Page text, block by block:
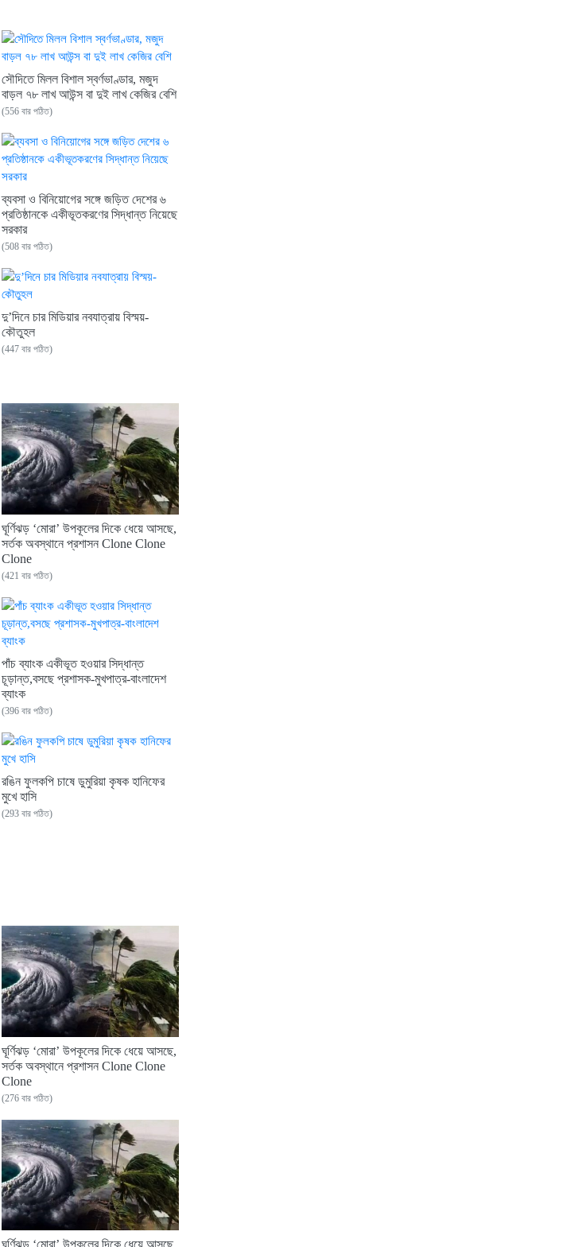
সৌদিতে মিলল বিশাল স্বর্ণভাণ্ডার, মজুদ
বাড়ল ৭৮ লাখ আউন্স বা দুই লাখ কেজির বেশি
(556 বার পঠিত)
ব্যবসা ও বিনিয়োগের সঙ্গে জড়িত দেশের ৬
প্রতিষ্ঠানকে একীভূতকরণের সিদ্ধান্ত নিয়েছে
সরকার
(508 বার পঠিত)
দু’দিনে চার মিডিয়ার নবযাত্রায় বিস্ময়-
কৌতুহল
(447 বার পঠিত)
ঘূর্ণিঝড় ‘মোরা’ উপকূলের দিকে ধেয়ে আসছে,
সর্তক অবস্থানে প্রশাসন Clone Clone
Clone
(421 বার পঠিত)
পাঁচ ব্যাংক একীভূত হওয়ার সিদ্ধান্ত
চূড়ান্ত,বসছে প্রশাসক-মুখপাত্র-বাংলাদেশ
ব্যাংক
(396 বার পঠিত)
রঙিন ফুলকপি চাষে ডুমুরিয়া কৃষক হানিফের
মুখে হাসি
(293 বার পঠিত)
ঘূর্ণিঝড় ‘মোরা’ উপকূলের দিকে ধেয়ে আসছে,
সর্তক অবস্থানে প্রশাসন Clone Clone
Clone
(276 বার পঠিত)